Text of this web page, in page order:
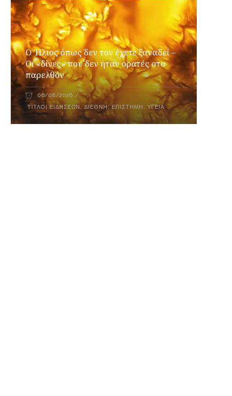
Ο Ήλιος όπως δεν τον έχετε ξαναδεί –
Οι «δίνες» που δεν ήταν ορατές στο
παρελθόν
06/08/2026
ΤΊΤΛΟΙ ΕΙΔΉΣΕΩΝ ,ΔΙΕΘΝΉ,ΕΠΙΣΤΉΜΗ ,ΥΓΕΊΑ